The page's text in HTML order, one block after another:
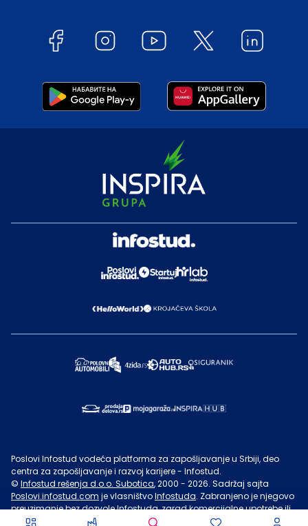
Poslovi Infostud vodeća platforma za zapošljavanje u Srbiji, deo
centra za zapošljavanje i razvoj karijere - Infostud.
© Infostud rešenja d.o.o. Subotica, 2000 - 2026. Sadržaj sajta
Poslovi.infostud.com je vlasništvoInfostuda. Zabranjeno je njegovo
preuzimanje bez dozvoleInfostuda, zarad komercijalne upotrebe ili
u druge svrhe, osim za lične potrebe posetilaca sajta.